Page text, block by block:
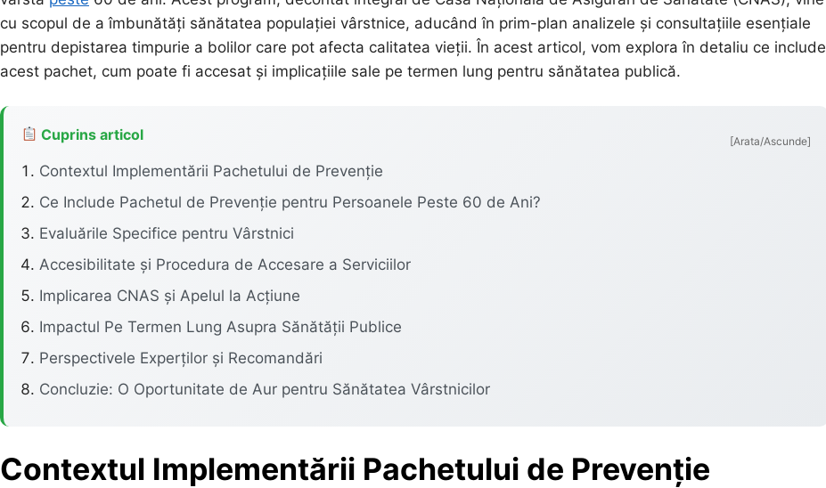
cu scopul de a îmbunătăți sănătatea populației vârstnice, aducând în prim-plan analizele și consultațiile esențiale
pentru depistarea timpurie a bolilor care pot afecta calitatea vieții. În acest articol, vom explora în detaliu ce include
acest pachet, cum poate fi accesat și implicațiile sale pe termen lung pentru sănătatea publică.
Cuprins articol [Arata/Ascunde]
Contextul Implementării Pachetului de Prevenție
Ce Include Pachetul de Prevenție pentru Persoanele Peste 60 de Ani?
Evaluările Specifice pentru Vârstnici
Accesibilitate și Procedura de Accesare a Serviciilor
Implicarea CNAS și Apelul la Acțiune
Impactul Pe Termen Lung Asupra Sănătății Publice
Perspectivele Experților și Recomandări
Concluzie: O Oportunitate de Aur pentru Sănătatea Vârstnicilor
Contextul Implementării Pachetului de Prevenție